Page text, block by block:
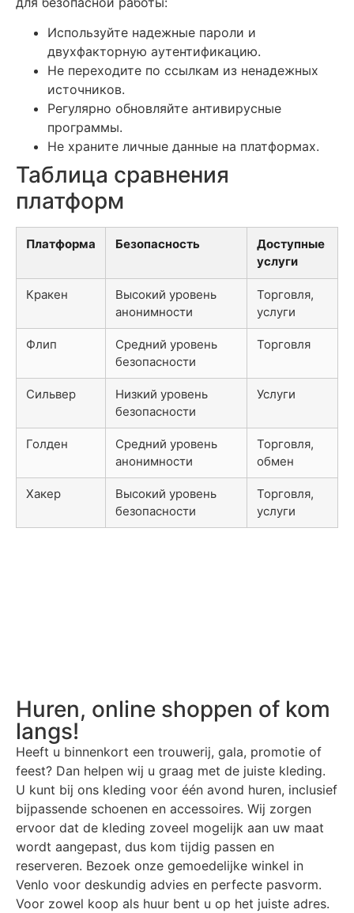
Используйте надежные пароли и
двухфакторную аутентификацию.
Не переходите по ссылкам из ненадежных
источников.
Регулярно обновляйте антивирусные
программы.
Не храните личные данные на платформах.
Таблица сравнения
платформ
Платформа Безопасность
Доступные
услуги
Кракен
Высокий уровень
анонимности
Торговля,
услуги
Флип
Средний уровень
безопасности
Торговля
Сильвер
Низкий уровень
безопасности
Услуги
Голден
Средний уровень
анонимности
Торговля,
обмен
Хакер
Высокий уровень
безопасности
Торговля,
услуги
Huren, online shoppen of kom
langs!
Heeft u binnenkort een trouwerij, gala, promotie of
feest? Dan helpen wij u graag met de juiste kleding.
U kunt bij ons kleding voor één avond huren, inclusief
bijpassende schoenen en accessoires. Wij zorgen
ervoor dat de kleding zoveel mogelijk aan uw maat
wordt aangepast, dus kom tijdig passen en
reserveren. Bezoek onze gemoedelijke winkel in
Venlo voor deskundig advies en perfecte pasvorm.
Voor zowel koop als huur bent u op het juiste adres.